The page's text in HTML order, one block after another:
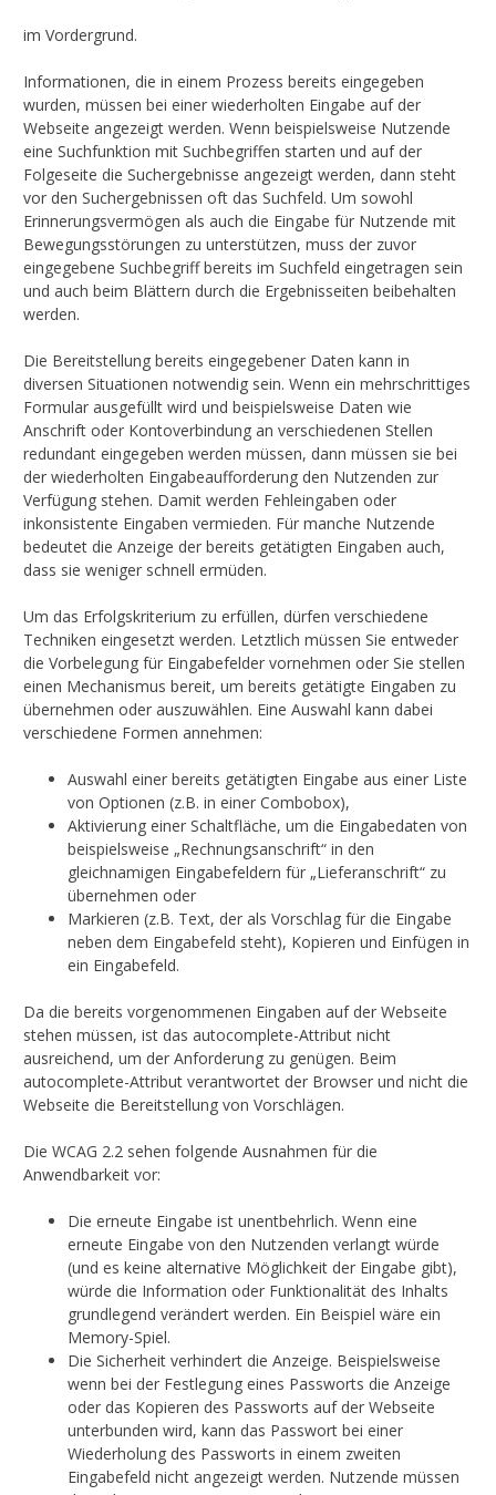
im Vordergrund.
Informationen, die in einem Prozess bereits eingegeben
wurden, müssen bei einer wiederholten Eingabe auf der
Webseite angezeigt werden. Wenn beispielsweise Nutzende
eine Suchfunktion mit Suchbegriffen starten und auf der
Folgeseite die Suchergebnisse angezeigt werden, dann steht
vor den Suchergebnissen oft das Suchfeld. Um sowohl
Erinnerungsvermögen als auch die Eingabe für Nutzende mit
Bewegungsstörungen zu unterstützen, muss der zuvor
eingegebene Suchbegriff bereits im Suchfeld eingetragen sein
und auch beim Blättern durch die Ergebnisseiten beibehalten
werden.
Die Bereitstellung bereits eingegebener Daten kann in
diversen Situationen notwendig sein. Wenn ein mehrschrittiges
Formular ausgefüllt wird und beispielsweise Daten wie
Anschrift oder Kontoverbindung an verschiedenen Stellen
redundant eingegeben werden müssen, dann müssen sie bei
der wiederholten Eingabeaufforderung den Nutzenden zur
Verfügung stehen. Damit werden Fehleingaben oder
inkonsistente Eingaben vermieden. Für manche Nutzende
bedeutet die Anzeige der bereits getätigten Eingaben auch,
dass sie weniger schnell ermüden.
Um das Erfolgskriterium zu erfüllen, dürfen verschiedene
Techniken eingesetzt werden. Letztlich müssen Sie entweder
die Vorbelegung für Eingabefelder vornehmen oder Sie stellen
einen Mechanismus bereit, um bereits getätigte Eingaben zu
übernehmen oder auszuwählen. Eine Auswahl kann dabei
verschiedene Formen annehmen:
Auswahl einer bereits getätigten Eingabe aus einer Liste
von Optionen (z.B. in einer Combobox),
Aktivierung einer Schaltfläche, um die Eingabedaten von
beispielsweise „Rechnungsanschrift“ in den
gleichnamigen Eingabefeldern für „Lieferanschrift“ zu
übernehmen oder
Markieren (z.B. Text, der als Vorschlag für die Eingabe
neben dem Eingabefeld steht), Kopieren und Einfügen in
ein Eingabefeld.
Da die bereits vorgenommenen Eingaben auf der Webseite
stehen müssen, ist das autocomplete-Attribut nicht
ausreichend, um der Anforderung zu genügen. Beim
autocomplete-Attribut verantwortet der Browser und nicht die
Webseite die Bereitstellung von Vorschlägen.
Die WCAG 2.2 sehen folgende Ausnahmen für die
Anwendbarkeit vor:
Die erneute Eingabe ist unentbehrlich. Wenn eine
erneute Eingabe von den Nutzenden verlangt würde
(und es keine alternative Möglichkeit der Eingabe gibt),
würde die Information oder Funktionalität des Inhalts
grundlegend verändert werden. Ein Beispiel wäre ein
Memory-Spiel.
Die Sicherheit verhindert die Anzeige. Beispielsweise
wenn bei der Festlegung eines Passworts die Anzeige
oder das Kopieren des Passworts auf der Webseite
unterbunden wird, kann das Passwort bei einer
Wiederholung des Passworts in einem zweiten
Eingabefeld nicht angezeigt werden. Nutzende müssen